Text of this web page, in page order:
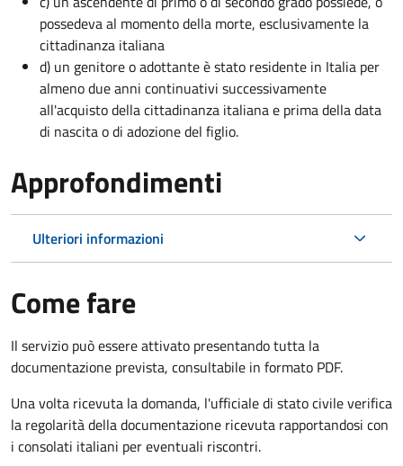
possedeva al momento della morte, esclusivamente la
cittadinanza italiana
d) un genitore o adottante è stato residente in Italia per
almeno due anni continuativi successivamente
all'acquisto della cittadinanza italiana e prima della data
di nascita o di adozione del figlio.
Approfondimenti
Ulteriori informazioni
Come fare
Il servizio può essere attivato presentando tutta la
documentazione prevista, consultabile in formato PDF.
Una volta ricevuta la domanda, l'ufficiale di stato civile verifica
la regolarità della documentazione ricevuta rapportandosi con
i consolati italiani per eventuali riscontri.